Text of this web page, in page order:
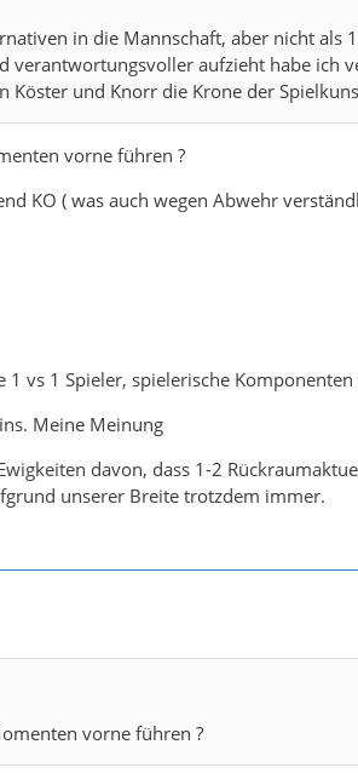
in die Mannschaft, aber nicht als
verantwortungsvoller aufzieht habe ich
und Knorr die Krone der
vorne führen ?
KO ( was auch wegen Abwehr
1 vs 1 Spieler, spielerische
Meine Meinung
davon, dass 1-2
unserer Breite trotzdem immer.
vorne führen ?